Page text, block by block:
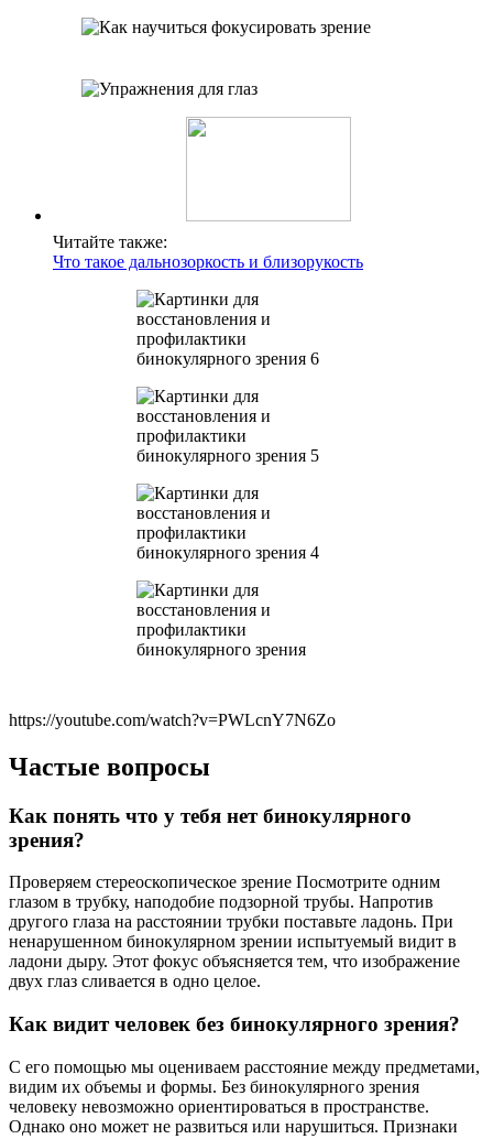
Читайте также:
Что такое дальнозоркость и близорукость
https://youtube.com/watch?v=PWLcnY7N6Zo
Частые вопросы
Как понять что у тебя нет бинокулярного
зрения?
Проверяем стереоскопическое зрение Посмотрите одним
глазом в трубку, наподобие подзорной трубы. Напротив
другого глаза на расстоянии трубки поставьте ладонь. При
ненарушенном бинокулярном зрении испытуемый видит в
ладони дыру. Этот фокус объясняется тем, что изображение
двух глаз сливается в одно целое.
Как видит человек без бинокулярного зрения?
С его помощью мы оцениваем расстояние между предметами,
видим их объемы и формы. Без бинокулярного зрения
человеку невозможно ориентироваться в пространстве.
Однако оно может не развиться или нарушиться. Признаки